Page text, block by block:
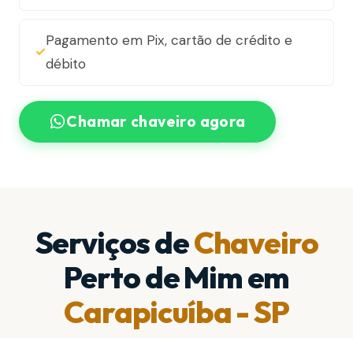
Pagamento em Pix, cartão de crédito e
débito
Chamar chaveiro agora
Serviços deChaveiro
Perto de Mim em
Carapicuíba - SP